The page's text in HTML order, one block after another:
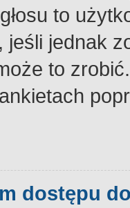
to
jednak
to
dostępu